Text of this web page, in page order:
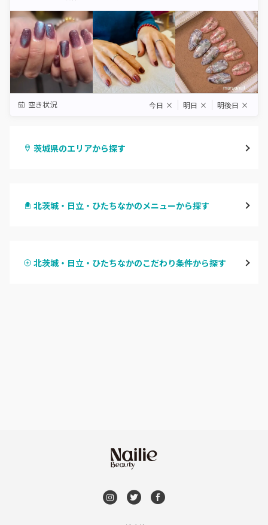
空き状況 今日 × 明日 × 明後日 ×
茨城県のエリアから探す
つくば・土浦・石岡
北茨城・日立・ひたちなかのメニューから探す
ハンドスカルプ
北茨城・日立・ひたちなかのこだわり条件から探す